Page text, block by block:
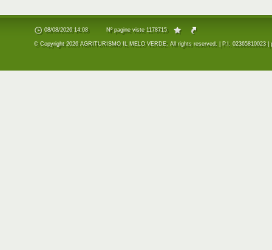
08/08/2026 14:08 Nº pagine viste 1178715
© Copyright 2026 AGRITURISMO IL MELO VERDE. All rights reserved. | P.I. 02365810023